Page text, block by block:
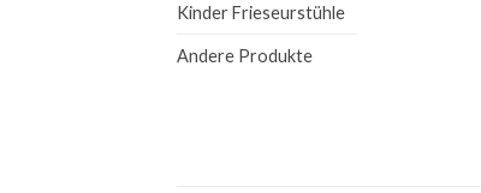
Kinder Frieseurstühle
Andere Produkte